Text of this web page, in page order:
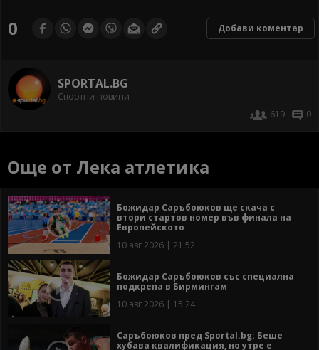
0 Добави коментар
SPORTAL.BG
Спортни новини
619
0
Още от Лека атлетика
Божидар Саръбоюков ще скача с
втори стартов номер във финала на
Европейското
10 авг 2026 | 21:52
Божидар Саръбоюков със специална
подкрепа в Бирмингам
10 авг 2026 | 15:24
Саръбоюков пред Sportal.bg: Беше
хубава квалификация, но утре е